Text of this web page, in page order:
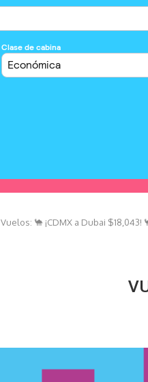
Vuelos: 🐪 ¡CDMX a Dubai $18,043!